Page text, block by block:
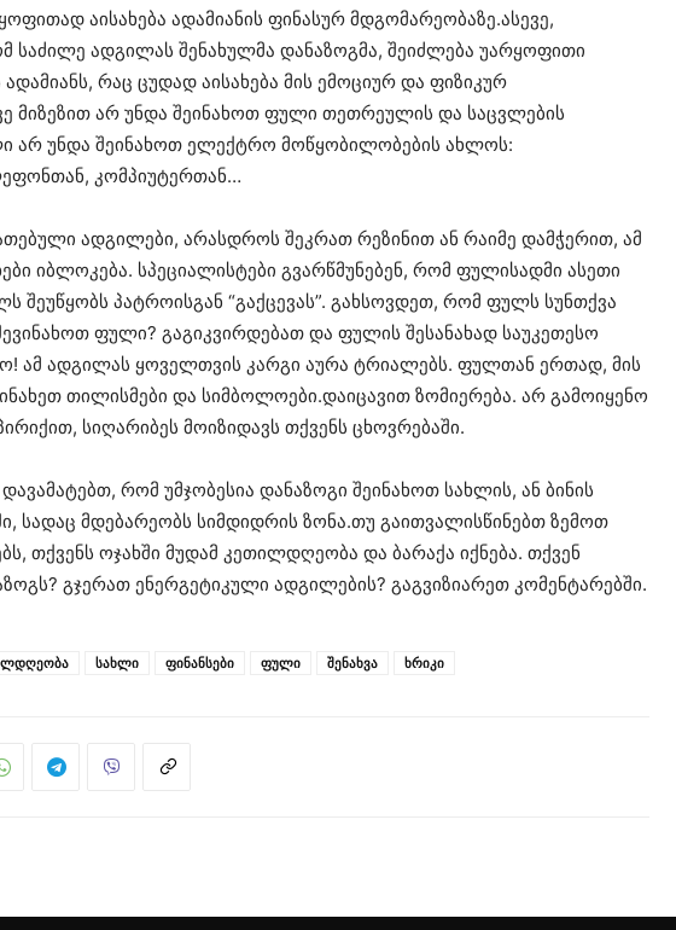
აისახება ადამიანის ფინასურ მდგომარეობაზე.ასევე,
საძილე ადგილას შენახულმა დანაზოგმა, შეიძლება უარყოფითი
ადამიანს, რაც ცუდად აისახება მის ემოციურ და ფიზიკურ
მიზეზით არ უნდა შეინახოთ ფული თეთრეულის და საცვლების
არ უნდა შეინახოთ ელექტრო მოწყობილობების ახლოს:
კომპიუტერთან…
ადგილები, არასდროს შეკრათ რეზინით ან რაიმე დამჭერით, ამ
იბლოკება. სპეციალისტები გვარწმუნებენ, რომ ფულისადმი ასეთი
შეუწყობს პატროისგან “გაქცევას”. გახსოვდეთ, რომ ფულს სუნთქვა
ფული? გაგიკვირდებათ და ფულის შესანახად საუკეთესო
ამ ადგილას ყოველთვის კარგი აურა ტრიალებს. ფულთან ერთად, მის
თილისმები და სიმბოლოები.დაიცავით ზომიერება. არ გამოიყენო
სიღარიბეს მოიზიდავს თქვენს ცხოვრებაში.
დავამატებთ, რომ უმჯობესია დანაზოგი შეინახოთ სახლის, ან ბინის
სადაც მდებარეობს სიმდიდრის ზონა.თუ გაითვალისწინებთ ზემოთ
თქვენს ოჯახში მუდამ კეთილდღეობა და ბარაქა იქნება. თქვენ
გჯერათ ენერგეტიკული ადგილების? გაგვიზიარეთ კომენტარებში.
სახლი ფინანსები ფული შენახვა ხრიკი